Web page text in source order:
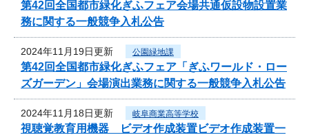
第42回全国都市緑化ぎふフェア会場共通仮設物設置業
務に関する一般競争入札公告
2024年11月19日更新 公園緑地課
第42回全国都市緑化ぎふフェア「ぎふワールド・ロー
ズガーデン」会場演出業務に関する一般競争入札公告
2024年11月18日更新 岐阜商業高等学校
視聴覚教育用機器 ビデオ作成装置ビデオ作成装置一